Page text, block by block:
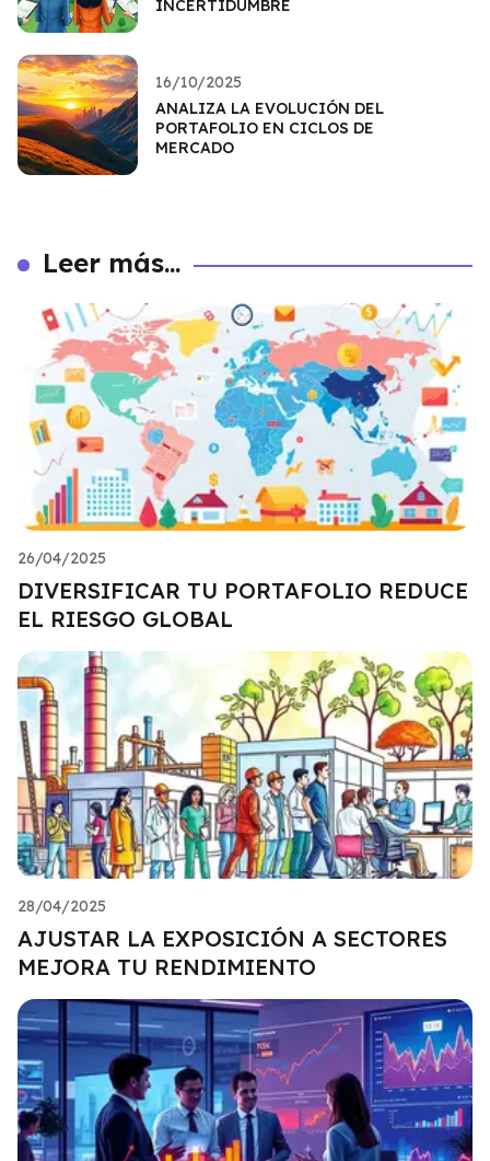
INCERTIDUMBRE
16/10/2025
ANALIZA LA EVOLUCIÓN DEL
PORTAFOLIO EN CICLOS DE
MERCADO
Leer más...
26/04/2025
DIVERSIFICAR TU PORTAFOLIO REDUCE
EL RIESGO GLOBAL
28/04/2025
AJUSTAR LA EXPOSICIÓN A SECTORES
MEJORA TU RENDIMIENTO